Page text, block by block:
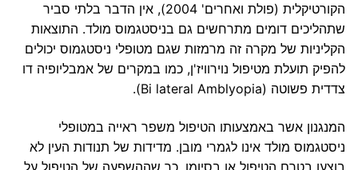
הקורטיקלית (פולת ואחרים' 2004), אין הדבר בלתי סביר
שתהליכים דומים מתרחשים גם בניסטגמוס מולד. התוצאות
הקליניות של מקרה זה מרמזות שגם מטופלי ניסטגמוס יכולים
להפיק תועלת מטיפול נוירוויז'ן, כמו במקרים של אמבליופיה דו
צדדית פשוטה (Bi lateral Amblyopia).
המנגנון אשר באמצעותו הטיפול משפר ראייה במטופלי
ניסטגמוס מולד אינו לגמרי מובן. מדידות של תנודות העין לא